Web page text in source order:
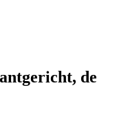
de